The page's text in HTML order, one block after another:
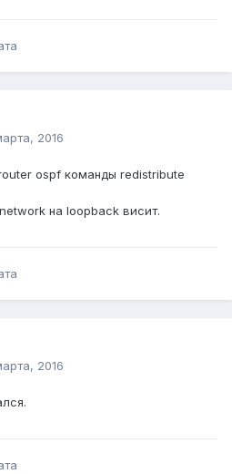
2016
ospf команды redistribute
на loopback висит.
2016